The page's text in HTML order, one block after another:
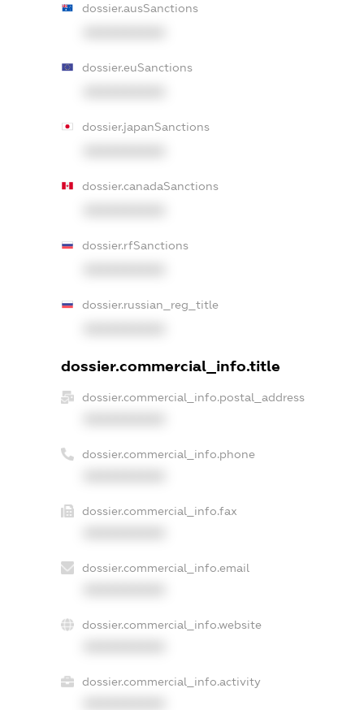
dossier.ausSanctions
dossier.euSanctions
dossier.japanSanctions
dossier.canadaSanctions
dossier.rfSanctions
dossier.russian_reg_title
dossier.commercial_info.title
dossier.commercial_info.postal_address
dossier.commercial_info.phone
dossier.commercial_info.fax
dossier.commercial_info.email
dossier.commercial_info.website
dossier.commercial_info.activity